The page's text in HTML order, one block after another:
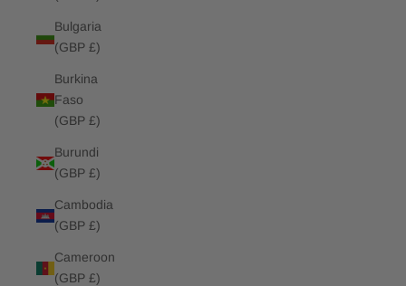
Bulgaria
(GBP £)
Burkina
Faso
(GBP £)
Burundi
(GBP £)
Cambodia
(GBP £)
Cameroon
(GBP £)